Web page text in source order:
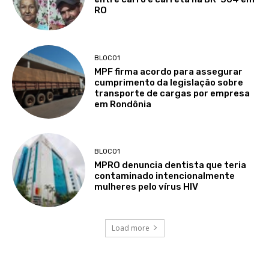
RO
BLOCO1
MPF firma acordo para assegurar
cumprimento da legislação sobre
transporte de cargas por empresa
em Rondônia
BLOCO1
MPRO denuncia dentista que teria
contaminado intencionalmente
mulheres pelo vírus HIV
Load more